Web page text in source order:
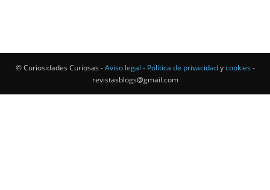
© Curiosidades Curiosas -Aviso legal - Política de privacidadycookies -
revistasblogs@gmail.com